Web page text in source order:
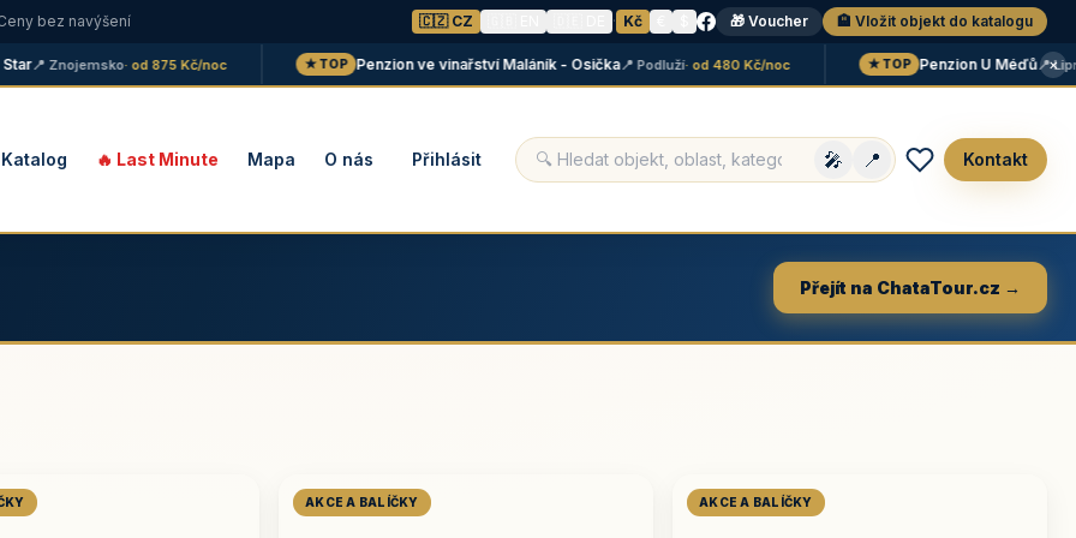
bez navýšení 🇨🇿 CZ · Kč 🎁 Voucher 🏨 Vložit objekt do katalogu
Znojemsko· od 875 Kč/noc ★ TOP Penzion ve vinařství Maláník - Osička📍 Podluží· od 480 Kč/noc ★ TOP Penzion U Méďů📍 Lipno·
×
Katalog 🔥 Last Minute Mapa O nás Přihlásit 🎤 📍 Kontakt
Přejít na ChataTour.cz →
AKCE A BALÍČKY AKCE A BALÍČKY